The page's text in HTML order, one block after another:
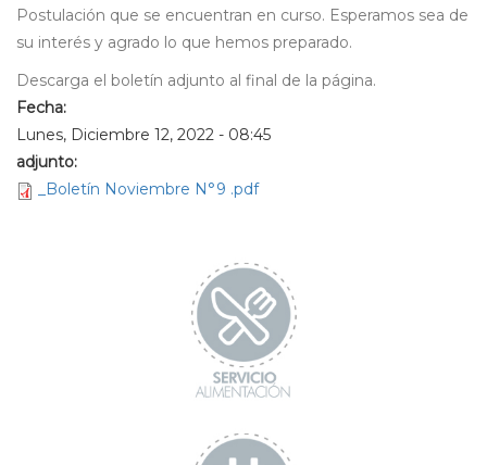
Postulación que se encuentran en curso. Esperamos sea de
su interés y agrado lo que hemos preparado.
Descarga el boletín adjunto al final de la página.
Fecha:
Lunes, Diciembre 12, 2022 - 08:45
adjunto:
_Boletín Noviembre N°9 .pdf